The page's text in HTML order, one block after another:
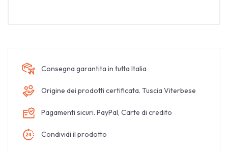
Consegna garantita in tutta Italia
Origine dei prodotti certificata. Tuscia Viterbese
Pagamenti sicuri. PayPal, Carte di credito
Condividi il prodotto